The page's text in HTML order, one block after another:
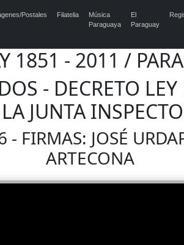
Postales Filatelia
Música
Paraguaya
El
Paraguay
1851 - 2011 /
- DECRETO
JUNTA
- FIRMAS: JOSÉ
ARTECONA